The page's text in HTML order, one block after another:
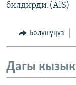
билдирди.(AlS)
Бөлүшүңүз
Дагы